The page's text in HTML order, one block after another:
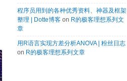
程序员用到的各种优秀资料、神器及框架
整理 | Dotte博客 on R的极客理想系列文
章
用R语言实现方差分析ANOVA | 粉丝日志
on R的极客理想系列文章